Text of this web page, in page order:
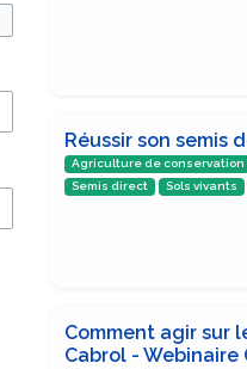
Réussir son semis
Agriculture de conservation
Semis direct
Sols vivants
Comment agir sur
Cabrol - Webinaire